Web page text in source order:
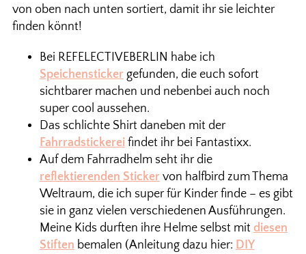
von oben nach unten sortiert, damit ihr sie leichter
finden könnt!
Bei REFELECTIVEBERLIN habe ich
Speichenstickergefunden, die euch sofort
sichtbarer machen und nebenbei auch noch
super cool aussehen.
Das schlichte Shirt daneben mit der
Fahrradstickereifindet ihr bei Fantastixx.
Auf dem Fahrradhelm seht ihr die
reflektierenden Stickervon halfbird zum Thema
Weltraum, die ich super für Kinder finde – es gibt
sie in ganz vielen verschiedenen Ausführungen.
Meine Kids durften ihre Helme selbst mit diesen
Stiften bemalen (Anleitung dazu hier: DIY